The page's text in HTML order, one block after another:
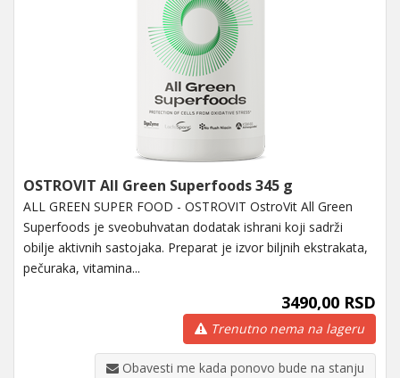
OSTROVIT All Green Superfoods 345 g
ALL GREEN SUPER FOOD - OSTROVIT OstroVit All Green
Superfoods je sveobuhvatan dodatak ishrani koji sadrži
obilje aktivnih sastojaka. Preparat je izvor biljnih ekstrakata,
pečuraka, vitamina...
3490,00 RSD
Trenutno nema na lageru
Obavesti me kada ponovo bude na stanju